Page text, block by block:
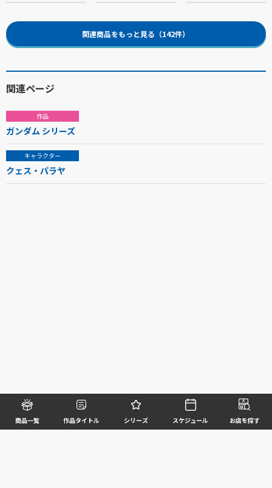
商品一覧 作品タイトル シリーズ スケジュール お店を探す
関連商品をもっと見る（142件）
関連ページ
作品
ガンダム シリーズ
キャラクター
クェス・パラヤ